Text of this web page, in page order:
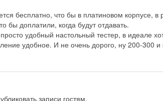
бесплатно, что бы в платиновом корпусе,
бы доплатили, когда будут отдавать.
удобный настольный тестер, в
удобное. И не очень дорого, ну 200-300
записи гостям.